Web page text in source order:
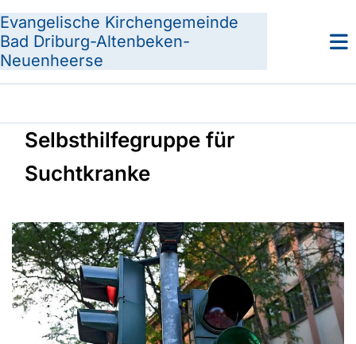
Evangelische Kirchengemeinde
Bad Driburg-Altenbeken-
Neuenheerse
Selbsthilfegruppe für
Suchtkranke